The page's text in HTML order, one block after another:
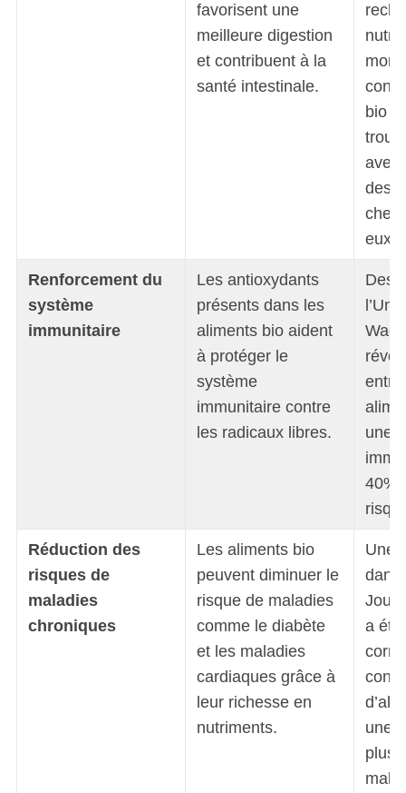
favorisent une
meilleure digestion
et contribuent à la
santé intestinale.
bio
avec
des
chez
eux.
Renforcement du
système
immunitaire
Les antioxydants
présents dans les
aliments bio aident
à protéger le
système
immunitaire contre
les radicaux libres.
Des
entre
une
40%
Réduction des
risques de
maladies
chroniques
Les aliments bio
peuvent diminuer le
risque de maladies
comme le diabète
et les maladies
cardiaques grâce à
leur richesse en
nutriments.
Une
dans
a
une
plus